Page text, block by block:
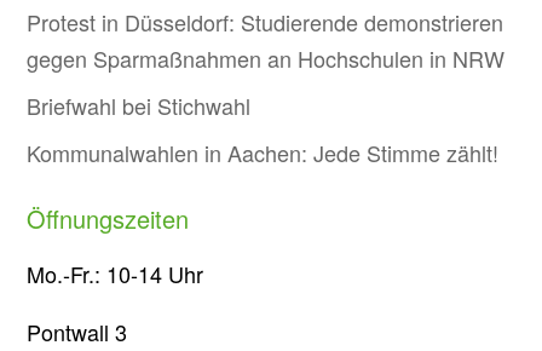
Protest in Düsseldorf: Studierende demonstrieren
gegen Sparmaßnahmen an Hochschulen in NRW
Briefwahl bei Stichwahl
Kommunalwahlen in Aachen: Jede Stimme zählt!
Öffnungszeiten
Mo.-Fr.: 10-14 Uhr
Pontwall 3